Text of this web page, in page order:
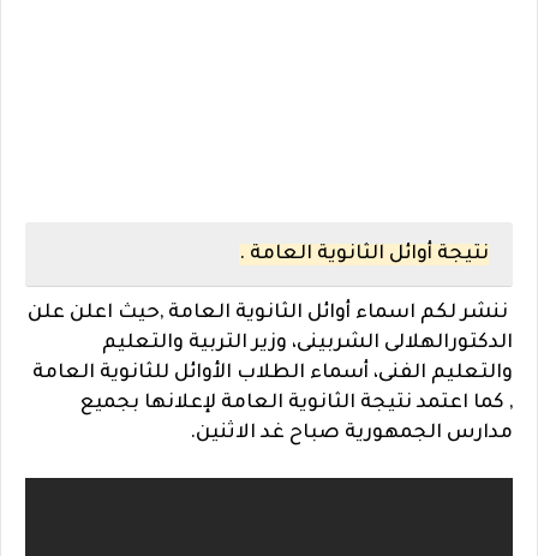
نتيجة أوائل الثانوية العامة .
ننشر لكم اسماء أوائل الثانوية العامة ,حيث اعلن علن
الدكتورالهلالى الشربينى، وزير التربية والتعليم
والتعليم الفنى، أسماء الطلاب الأوائل للثانوية العامة
, كما اعتمد نتيجة الثانوية العامة لإعلانها بجميع
مدارس الجمهورية صباح غد الاثنين.